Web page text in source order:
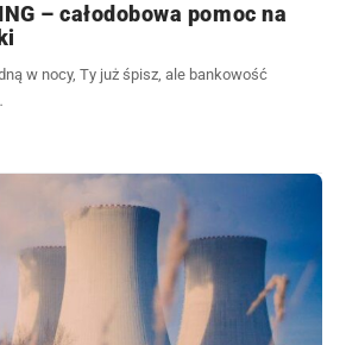
– całodobowa pomoc na
w nocy, Ty już śpisz, ale bankowość